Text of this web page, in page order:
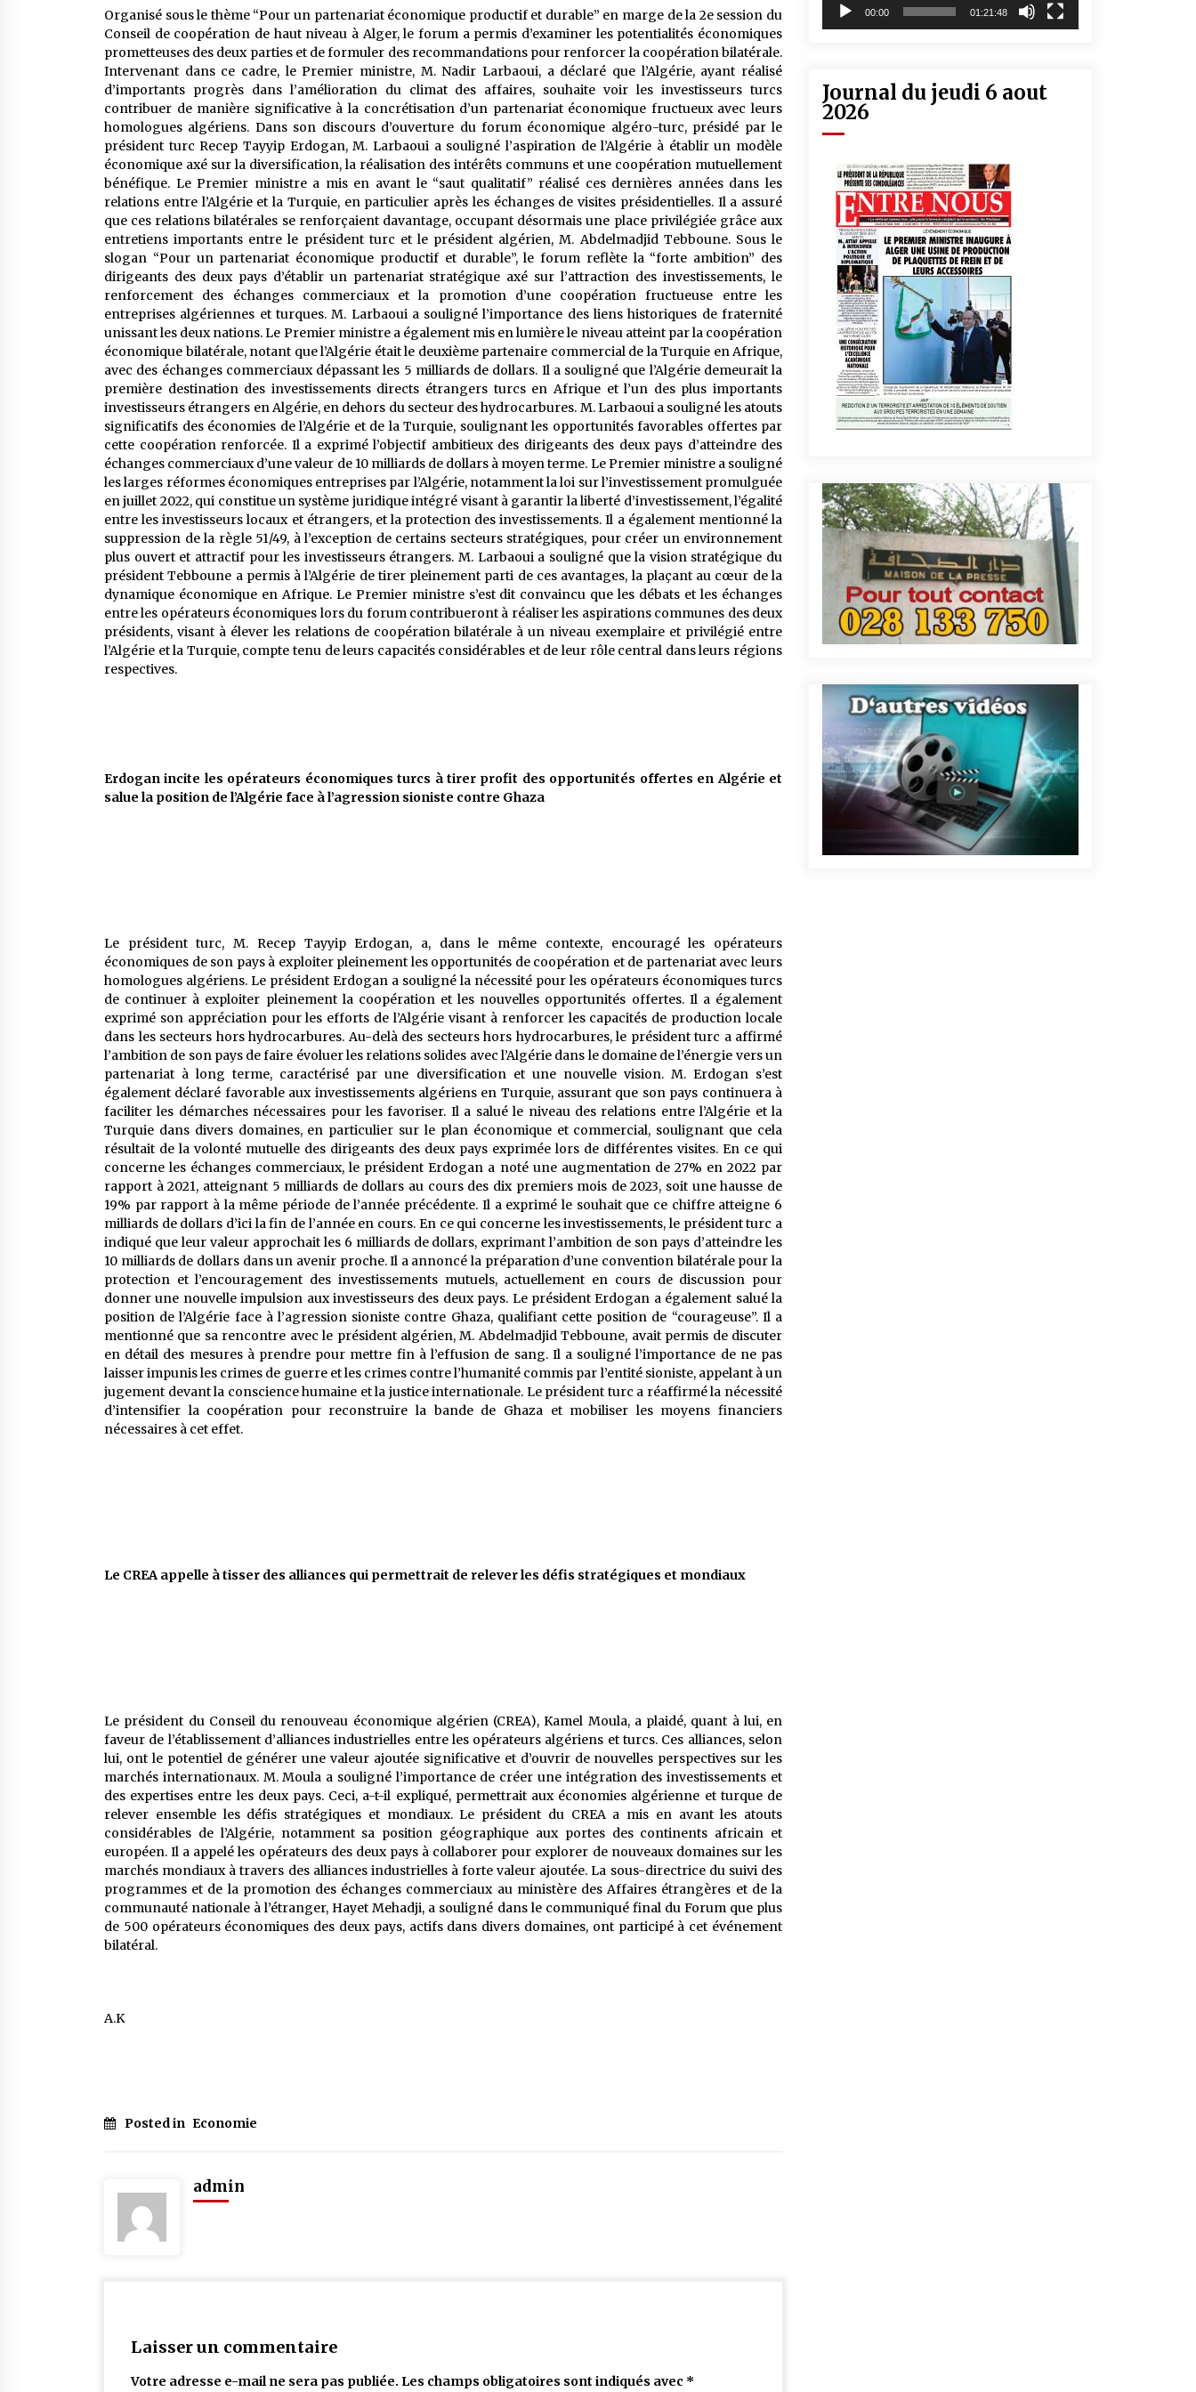
Organisé sous le thème “Pour un partenariat économique productif et durable” en marge de la 2e session du
Conseil de coopération de haut niveau à Alger, le forum a permis d’examiner les potentialités économiques
prometteuses des deux parties et de formuler des recommandations pour renforcer la coopération bilatérale.
Intervenant dans ce cadre, le Premier ministre, M. Nadir Larbaoui, a déclaré que l’Algérie, ayant réalisé
d’importants progrès dans l’amélioration du climat des affaires, souhaite voir les investisseurs turcs
contribuer de manière significative à la concrétisation d’un partenariat économique fructueux avec leurs
homologues algériens. Dans son discours d’ouverture du forum économique algéro-turc, présidé par le
président turc Recep Tayyip Erdogan, M. Larbaoui a souligné l’aspiration de l’Algérie à établir un modèle
économique axé sur la diversification, la réalisation des intérêts communs et une coopération mutuellement
bénéfique. Le Premier ministre a mis en avant le “saut qualitatif” réalisé ces dernières années dans les
relations entre l’Algérie et la Turquie, en particulier après les échanges de visites présidentielles. Il a assuré
que ces relations bilatérales se renforçaient davantage, occupant désormais une place privilégiée grâce aux
entretiens importants entre le président turc et le président algérien, M. Abdelmadjid Tebboune. Sous le
slogan “Pour un partenariat économique productif et durable”, le forum reflète la “forte ambition” des
dirigeants des deux pays d’établir un partenariat stratégique axé sur l’attraction des investissements, le
renforcement des échanges commerciaux et la promotion d’une coopération fructueuse entre les
entreprises algériennes et turques. M. Larbaoui a souligné l’importance des liens historiques de fraternité
unissant les deux nations. Le Premier ministre a également mis en lumière le niveau atteint par la coopération
économique bilatérale, notant que l’Algérie était le deuxième partenaire commercial de la Turquie en Afrique,
avec des échanges commerciaux dépassant les 5 milliards de dollars. Il a souligné que l’Algérie demeurait la
première destination des investissements directs étrangers turcs en Afrique et l’un des plus importants
investisseurs étrangers en Algérie, en dehors du secteur des hydrocarbures. M. Larbaoui a souligné les atouts
significatifs des économies de l’Algérie et de la Turquie, soulignant les opportunités favorables offertes par
cette coopération renforcée. Il a exprimé l’objectif ambitieux des dirigeants des deux pays d’atteindre des
échanges commerciaux d’une valeur de 10 milliards de dollars à moyen terme. Le Premier ministre a souligné
les larges réformes économiques entreprises par l’Algérie, notamment la loi sur l’investissement promulguée
en juillet 2022, qui constitue un système juridique intégré visant à garantir la liberté d’investissement, l’égalité
entre les investisseurs locaux et étrangers, et la protection des investissements. Il a également mentionné la
suppression de la règle 51/49, à l’exception de certains secteurs stratégiques, pour créer un environnement
plus ouvert et attractif pour les investisseurs étrangers. M. Larbaoui a souligné que la vision stratégique du
président Tebboune a permis à l’Algérie de tirer pleinement parti de ces avantages, la plaçant au cœur de la
dynamique économique en Afrique. Le Premier ministre s’est dit convaincu que les débats et les échanges
entre les opérateurs économiques lors du forum contribueront à réaliser les aspirations communes des deux
présidents, visant à élever les relations de coopération bilatérale à un niveau exemplaire et privilégié entre
l’Algérie et la Turquie, compte tenu de leurs capacités considérables et de leur rôle central dans leurs régions
respectives.
Erdogan incite les opérateurs économiques turcs à tirer profit des opportunités offertes en Algérie et
salue la position de l’Algérie face à l’agression sioniste contre Ghaza
Le président turc, M. Recep Tayyip Erdogan, a, dans le même contexte, encouragé les opérateurs
économiques de son pays à exploiter pleinement les opportunités de coopération et de partenariat avec leurs
homologues algériens. Le président Erdogan a souligné la nécessité pour les opérateurs économiques turcs
de continuer à exploiter pleinement la coopération et les nouvelles opportunités offertes. Il a également
exprimé son appréciation pour les efforts de l’Algérie visant à renforcer les capacités de production locale
dans les secteurs hors hydrocarbures. Au-delà des secteurs hors hydrocarbures, le président turc a affirmé
l’ambition de son pays de faire évoluer les relations solides avec l’Algérie dans le domaine de l’énergie vers un
partenariat à long terme, caractérisé par une diversification et une nouvelle vision. M. Erdogan s’est
également déclaré favorable aux investissements algériens en Turquie, assurant que son pays continuera à
faciliter les démarches nécessaires pour les favoriser. Il a salué le niveau des relations entre l’Algérie et la
Turquie dans divers domaines, en particulier sur le plan économique et commercial, soulignant que cela
résultait de la volonté mutuelle des dirigeants des deux pays exprimée lors de différentes visites. En ce qui
concerne les échanges commerciaux, le président Erdogan a noté une augmentation de 27% en 2022 par
rapport à 2021, atteignant 5 milliards de dollars au cours des dix premiers mois de 2023, soit une hausse de
19% par rapport à la même période de l’année précédente. Il a exprimé le souhait que ce chiffre atteigne 6
milliards de dollars d’ici la fin de l’année en cours. En ce qui concerne les investissements, le président turc a
indiqué que leur valeur approchait les 6 milliards de dollars, exprimant l’ambition de son pays d’atteindre les
10 milliards de dollars dans un avenir proche. Il a annoncé la préparation d’une convention bilatérale pour la
protection et l’encouragement des investissements mutuels, actuellement en cours de discussion pour
donner une nouvelle impulsion aux investisseurs des deux pays. Le président Erdogan a également salué la
position de l’Algérie face à l’agression sioniste contre Ghaza, qualifiant cette position de “courageuse”. Il a
mentionné que sa rencontre avec le président algérien, M. Abdelmadjid Tebboune, avait permis de discuter
en détail des mesures à prendre pour mettre fin à l’effusion de sang. Il a souligné l’importance de ne pas
laisser impunis les crimes de guerre et les crimes contre l’humanité commis par l’entité sioniste, appelant à un
jugement devant la conscience humaine et la justice internationale. Le président turc a réaffirmé la nécessité
d’intensifier la coopération pour reconstruire la bande de Ghaza et mobiliser les moyens financiers
nécessaires à cet effet.
Le CREA appelle à tisser des alliances qui permettrait de relever les défis stratégiques et mondiaux
Le président du Conseil du renouveau économique algérien (CREA), Kamel Moula, a plaidé, quant à lui, en
faveur de l’établissement d’alliances industrielles entre les opérateurs algériens et turcs. Ces alliances, selon
lui, ont le potentiel de générer une valeur ajoutée significative et d’ouvrir de nouvelles perspectives sur les
marchés internationaux. M. Moula a souligné l’importance de créer une intégration des investissements et
des expertises entre les deux pays. Ceci, a-t-il expliqué, permettrait aux économies algérienne et turque de
relever ensemble les défis stratégiques et mondiaux. Le président du CREA a mis en avant les atouts
considérables de l’Algérie, notamment sa position géographique aux portes des continents africain et
européen. Il a appelé les opérateurs des deux pays à collaborer pour explorer de nouveaux domaines sur les
marchés mondiaux à travers des alliances industrielles à forte valeur ajoutée. La sous-directrice du suivi des
programmes et de la promotion des échanges commerciaux au ministère des Affaires étrangères et de la
communauté nationale à l’étranger, Hayet Mehadji, a souligné dans le communiqué final du Forum que plus
de 500 opérateurs économiques des deux pays, actifs dans divers domaines, ont participé à cet événement
bilatéral.
A.K
Posted in Economie
admin
Laisser un commentaire
Votre adresse e-mail ne sera pas publiée. Les champs obligatoires sont indiqués avec *
00:00 01:21:48
Journal du jeudi 6 aout
2026